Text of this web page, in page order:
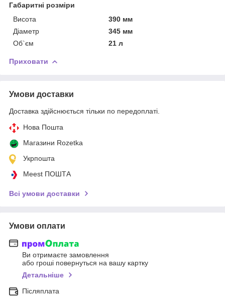
Габаритні розміри
Висота
390 мм
Діаметр
345 мм
Об`єм
21 л
Приховати
Умови доставки
Доставка здійснюється тільки по передоплаті.
Нова Пошта
Магазини Rozetka
Укрпошта
Meest ПОШТА
Всі умови доставки
Умови оплати
Ви отримаєте замовлення
або гроші повернуться на вашу картку
Детальніше
Післяплата